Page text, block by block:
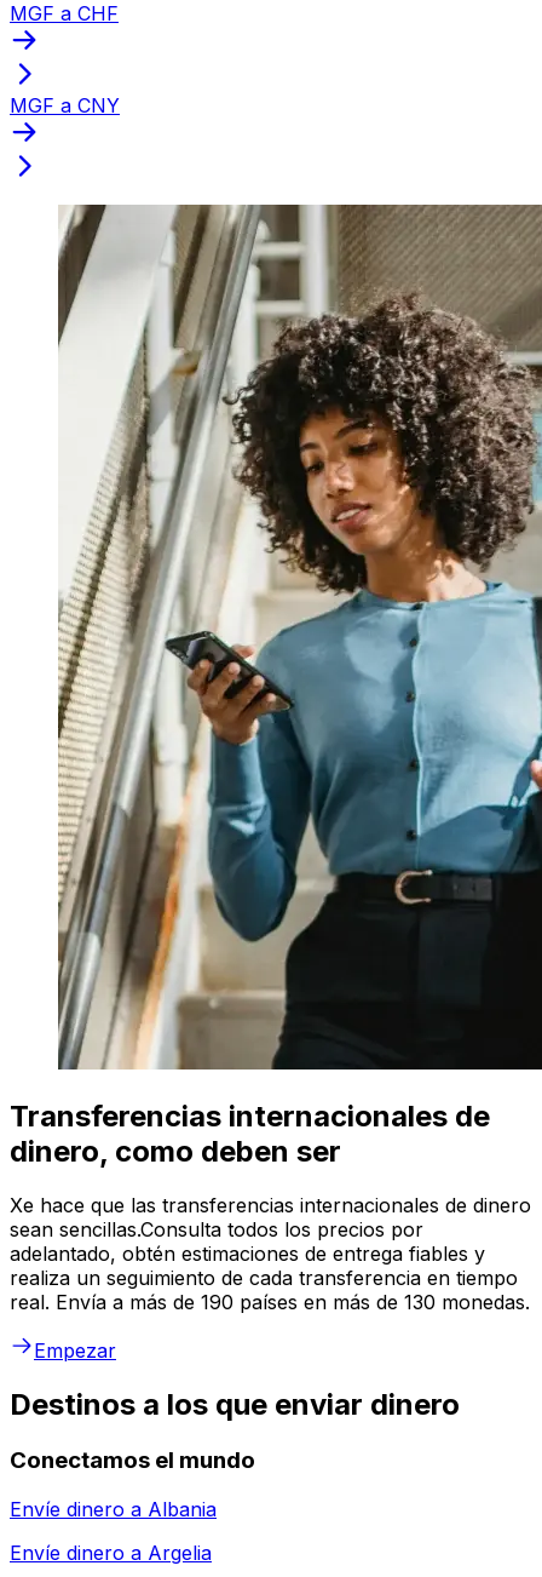
MGF a CHF
MGF a CNY
Transferencias internacionales de
dinero, como deben ser
Xe hace que las transferencias internacionales de dinero
sean sencillas.Consulta todos los precios por
adelantado, obtén estimaciones de entrega fiables y
realiza un seguimiento de cada transferencia en tiempo
real. Envía a más de 190 países en más de 130 monedas.
Empezar
Destinos a los que enviar dinero
Conectamos el mundo
Envíe dinero a Albania
Envíe dinero a Argelia